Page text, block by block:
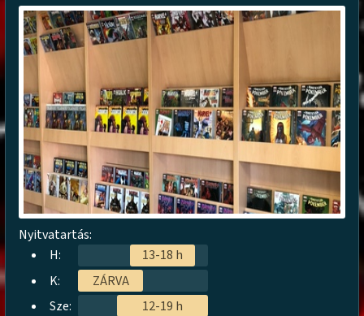
Nyitvatartás:
H:
13-18 h
K:
ZÁRVA
Sze:
12-19 h